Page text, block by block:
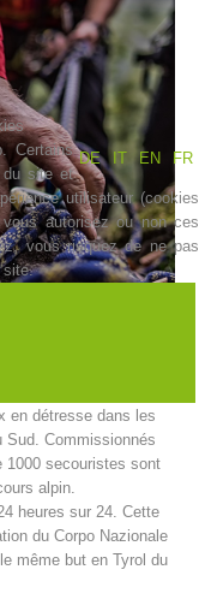
en détresse dans les
Sud. Commissionnés
1000 secouristes sont
alpin.
heures sur 24. Cette
du Corpo Nazionale
même but en Tyrol du
DE
IT EN FR
Certains
du site et
utilisateur (cookies
autorisez ou non ces
vous risquez de ne pas
site.